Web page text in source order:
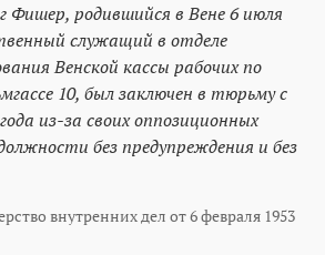
Фишер, родившийся в Вене 6 июля
служащий в отделе
Венской кассы рабочих по
10, был заключен в тюрьму с
из-за своих оппозиционных
без предупреждения и без
внутренних дел от 6 февраля 1953